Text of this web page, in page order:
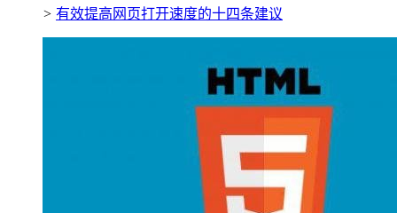
> 有效提高网页打开速度的十四条建议